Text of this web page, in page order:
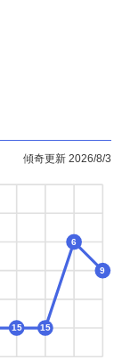
傾奇更新 2026/8/3
15 15
6
9